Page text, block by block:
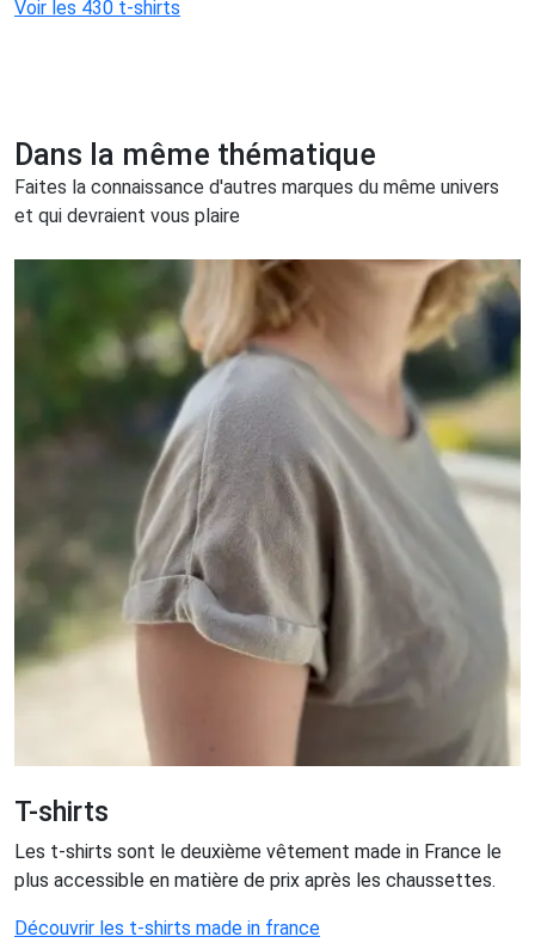
Voir les 430 t-shirts
Dans la même thématique
Faites la connaissance d'autres marques du même univers
et qui devraient vous plaire
T-shirts
Les t-shirts sont le deuxième vêtement made in France le
plus accessible en matière de prix après les chaussettes.
Découvrir les t-shirts made in france